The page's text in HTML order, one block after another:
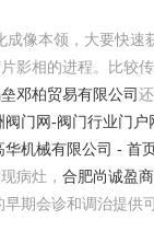
成像本领，大要快速
影相的进程。比较
垒邓柏贸易有限公司
阀门网-阀门行业门户
华机械有限公司 - 首
病灶， 合肥尚诚盈
早期会诊和调治提供